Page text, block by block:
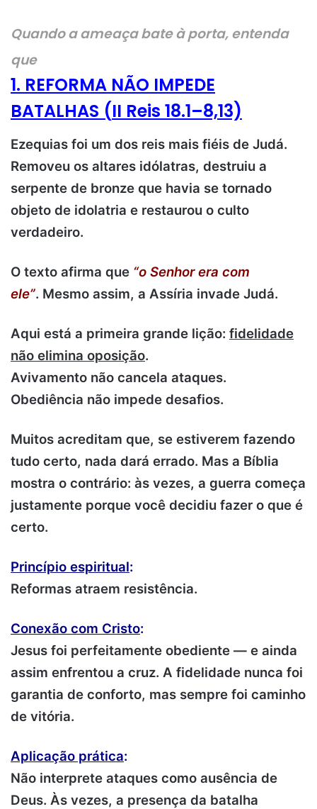
Quando a ameaça bate à porta, entenda
que
1. REFORMA NÃO IMPEDE
BATALHAS (II Reis 18.1–8,13)
Ezequias foi um dos reis mais fiéis de Judá.
Removeu os altares idólatras, destruiu a
serpente de bronze que havia se tornado
objeto de idolatria e restaurou o culto
verdadeiro.
O texto afirma que “o Senhor era com
ele”. Mesmo assim, a Assíria invade Judá.
Aqui está a primeira grande lição: fidelidade
não elimina oposição.
Avivamento não cancela ataques.
Obediência não impede desafios.
Muitos acreditam que, se estiverem fazendo
tudo certo, nada dará errado. Mas a Bíblia
mostra o contrário: às vezes, a guerra começa
justamente porque você decidiu fazer o que é
certo.
Princípio espiritual:
Reformas atraem resistência.
Conexão com Cristo:
Jesus foi perfeitamente obediente — e ainda
assim enfrentou a cruz. A fidelidade nunca foi
garantia de conforto, mas sempre foi caminho
de vitória.
Aplicação prática:
Não interprete ataques como ausência de
Deus. Às vezes, a presença da batalha